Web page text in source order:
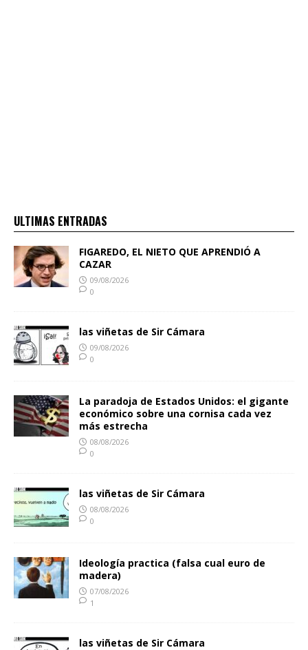
ULTIMAS ENTRADAS
FIGAREDO, EL NIETO QUE APRENDIÓ A
CAZAR
09/08/2026
0
las viñetas de Sir Cámara
09/08/2026
0
La paradoja de Estados Unidos: el gigante
económico sobre una cornisa cada vez
más estrecha
08/08/2026
0
las viñetas de Sir Cámara
08/08/2026
0
Ideología practica (falsa cual euro de
madera)
07/08/2026
1
las viñetas de Sir Cámara